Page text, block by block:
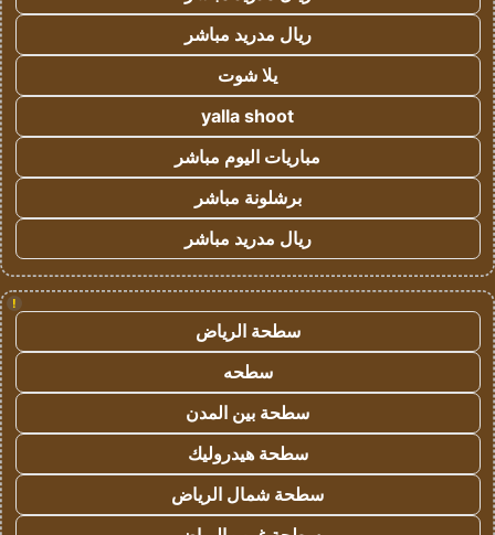
ريال مدريد مباشر
يلا شوت
yalla shoot
مباريات اليوم مباشر
برشلونة مباشر
ريال مدريد مباشر
!
سطحة الرياض
سطحه
سطحة بين المدن
سطحة هيدروليك
سطحة شمال الرياض